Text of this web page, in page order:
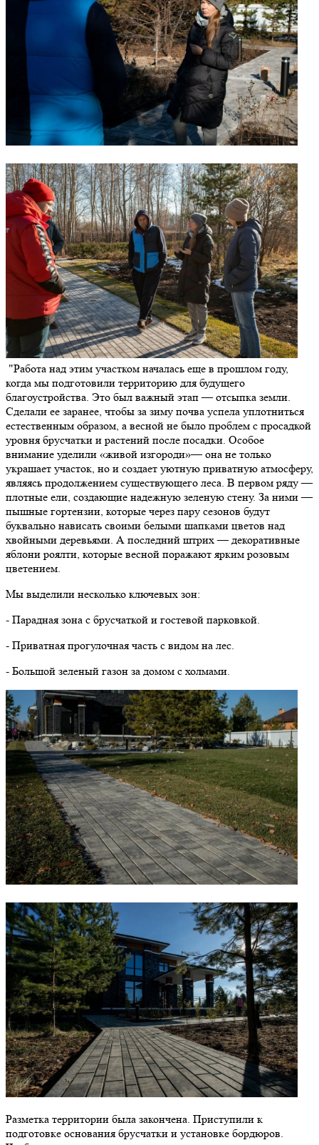
"Работа над этим участком началась еще в прошлом году,
когда мы подготовили территорию для будущего
благоустройства. Это был важный этап — отсыпка земли.
Сделали ее заранее, чтобы за зиму почва успела уплотниться
естественным образом, а весной не было проблем с просадкой
уровня брусчатки и растений после посадки. Особое
внимание уделили «живой изгороди»— она не только
украшает участок, но и создает уютную приватную атмосферу,
являясь продолжением существующего леса. В первом ряду —
плотные ели, создающие надежную зеленую стену. За ними —
пышные гортензии, которые через пару сезонов будут
буквально нависать своими белыми шапками цветов над
хвойными деревьями. А последний штрих — декоративные
яблони роялти, которые весной поражают ярким розовым
цветением.
Мы выделили несколько ключевых зон:
- Парадная зона с брусчаткой и гостевой парковкой.
- Приватная прогулочная часть с видом на лес.
- Большой зеленый газон за домом с холмами.
Разметка территории была закончена. Приступили к
подготовке основания брусчатки и установке бордюров.